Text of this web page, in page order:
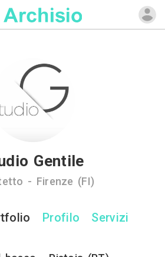
Gentile
- Firenze (FI)
Profilo Servizi